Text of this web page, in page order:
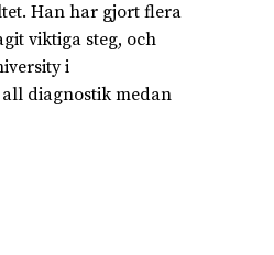
Han har gjort flera
viktiga steg, och
i
diagnostik medan